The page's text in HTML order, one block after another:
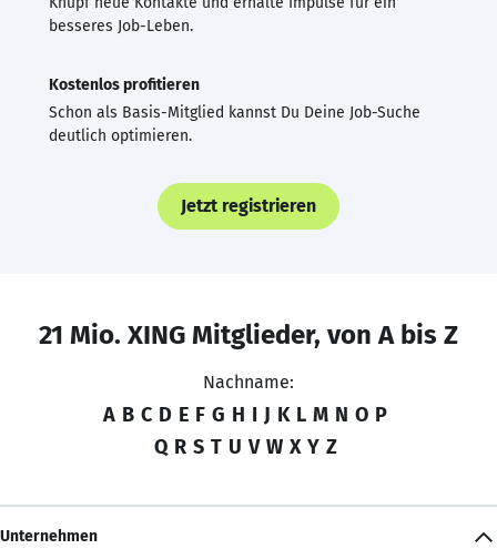
besseres Job-Leben.
Kostenlos profitieren
Schon als Basis-Mitglied kannst Du Deine Job-Suche
deutlich optimieren.
Jetzt registrieren
21 Mio. XING Mitglieder, von A bis Z
Nachname:
A B C D E F G H I J K L M N O P
Q R S T U V W X Y Z
Unternehmen